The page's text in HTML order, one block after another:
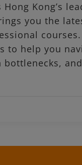
Hong Kong’s
you the
to help you
bottlenecks,